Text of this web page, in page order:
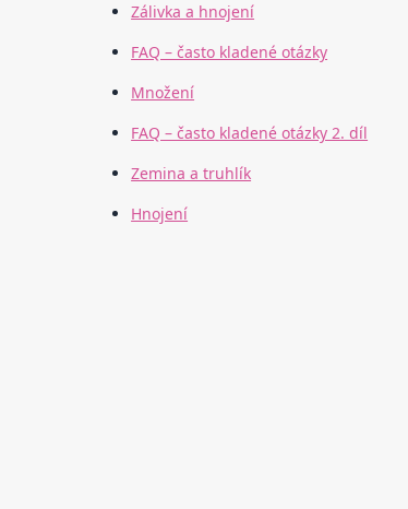
Zálivka a hnojení
FAQ – často kladené otázky
Množení
FAQ – často kladené otázky 2. díl
Zemina a truhlík
Hnojení